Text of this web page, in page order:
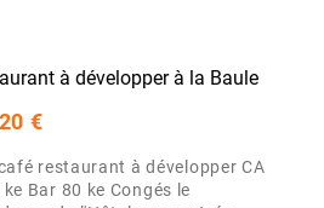
à développer à la Baule
€
restaurant à développer CA
Bar 80 ke Congés le